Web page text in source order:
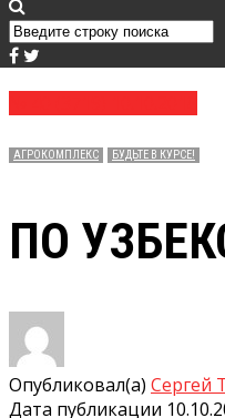
АГРОКОМПЛЕКС БУДЬТЕ В КУРСЕ!
ПО
Опубликовал(а) Сергей
Дата публикации